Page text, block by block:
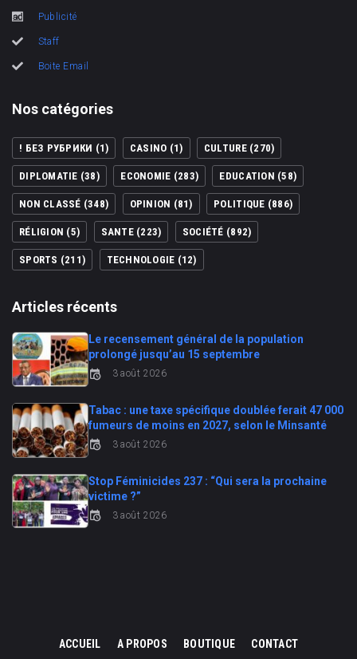
Publicité
Staff
Boite Email
Nos catégories
! БЕЗ РУБРИКИ (1) CASINO (1) CULTURE(270)
DIPLOMATIE (38) ECONOMIE (283) EDUCATION (58)
NON CLASSÉ (348) OPINION (81) POLITIQUE (886)
RÉLIGION (5) SANTE(223) SOCIÉTÉ (892)
SPORTS (211) TECHNOLOGIE (12)
Articles récents
Le recensement général de la population
prolongé jusqu’au 15 septembre
3 août 2026
Tabac : une taxe spécifique doublée ferait 47 000
fumeurs de moins en 2027, selon le Minsanté
3 août 2026
Stop Féminicides 237 : “Qui sera la prochaine
victime ?”
3 août 2026
ACCUEIL A PROPOS BOUTIQUE CONTACT